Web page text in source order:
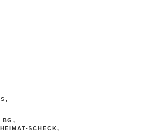
,
BG ,
HEIMAT-SCHECK ,